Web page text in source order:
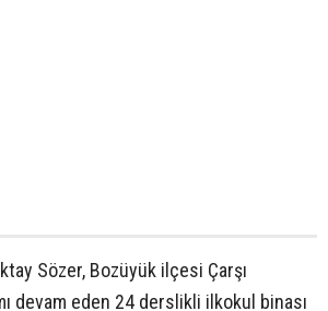
Sözer, Bozüyük ilçesi Çarşı
devam eden 24 derslikli ilkokul binası